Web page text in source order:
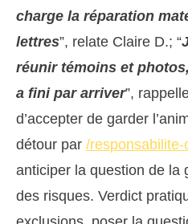
charge la réparation
lettres”, relate Claire D.; “
réunir témoins et
a fini par arriver”,
d’accepter de garder
détour par /
anticiper la question de la
des risques. Verdict